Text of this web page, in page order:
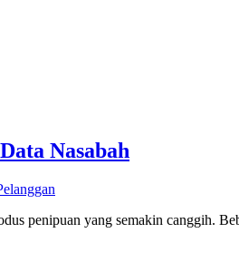
Nasabah
penipuan yang semakin canggih.